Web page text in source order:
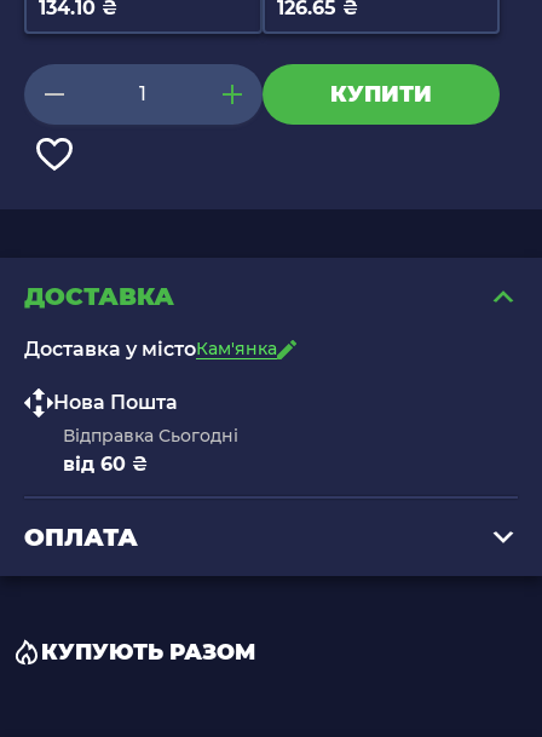
134.10 ₴ 126.65 ₴
КУПИТИ
ДОСТАВКА
Доставка у містоКам'янка
Нова Пошта
Відправка Сьогодні
від 60 ₴
ОПЛАТА
КУПУЮТЬ РАЗОМ